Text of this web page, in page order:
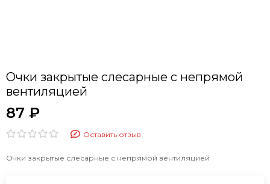
Очки закрытые слесарные с непрямой
вентиляцией
87 ₽
Оставить отзыв
Очки закрытые слесарные с непрямой вентиляцией